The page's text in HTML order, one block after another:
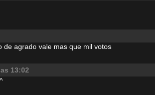
de agrado vale mas que mil votos
13:02